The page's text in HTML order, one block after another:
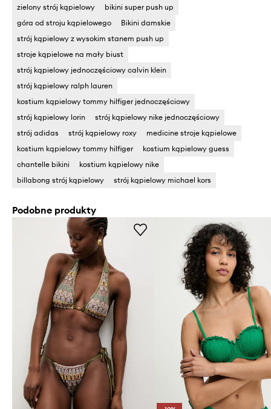
zielony strój kąpielowy
bikini super push up
góra od stroju kąpielowego
Bikini damskie
strój kąpielowy z wysokim stanem push up
stroje kąpielowe na mały biust
strój kąpielowy jednoczęściowy calvin klein
strój kąpielowy ralph lauren
kostium kąpielowy tommy hilfiger jednoczęściowy
strój kąpielowy lorin
strój kąpielowy nike jednoczęściowy
strój adidas
strój kąpielowy roxy
medicine stroje kąpielowe
kostium kąpielowy tommy hilfiger
kostium kąpielowy guess
chantelle bikini
kostium kąpielowy nike
billabong strój kąpielowy
strój kąpielowy michael kors
Podobne produkty